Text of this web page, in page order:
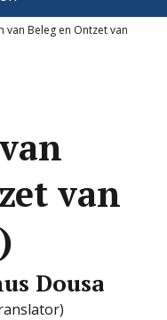
van Beleg en Ontzet van
van
Dousa